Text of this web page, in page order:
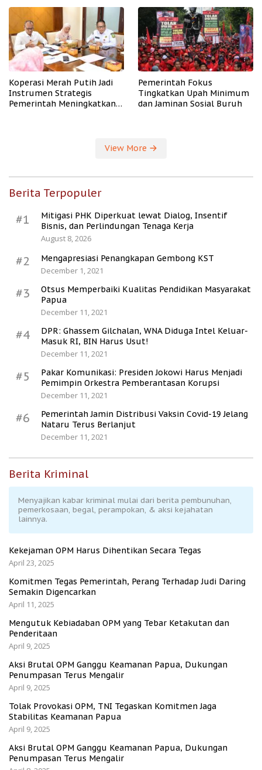
Koperasi Merah Putih Jadi
Instrumen Strategis
Pemerintah Meningkatkan
Pemerintah Fokus
Tingkatkan Upah Minimum
dan Jaminan Sosial Buruh
View More
Berita Terpopuler
#1
Mitigasi PHK Diperkuat lewat Dialog, Insentif
Bisnis, dan Perlindungan Tenaga Kerja
August 8, 2026
#2
Mengapresiasi Penangkapan Gembong KST
December 1, 2021
#3
Otsus Memperbaiki Kualitas Pendidikan Masyarakat
Papua
December 11, 2021
#4
DPR: Ghassem Gilchalan, WNA Diduga Intel Keluar-
Masuk RI, BIN Harus Usut!
December 11, 2021
#5
Pakar Komunikasi: Presiden Jokowi Harus Menjadi
Pemimpin Orkestra Pemberantasan Korupsi
December 11, 2021
#6
Pemerintah Jamin Distribusi Vaksin Covid-19 Jelang
Nataru Terus Berlanjut
December 11, 2021
Berita Kriminal
Menyajikan kabar kriminal mulai dari berita pembunuhan,
pemerkosaan, begal, perampokan, & aksi kejahatan
lainnya.
Kekejaman OPM Harus Dihentikan Secara Tegas
April 23, 2025
Komitmen Tegas Pemerintah, Perang Terhadap Judi Daring
Semakin Digencarkan
April 11, 2025
Mengutuk Kebiadaban OPM yang Tebar Ketakutan dan
Penderitaan
April 9, 2025
Aksi Brutal OPM Ganggu Keamanan Papua, Dukungan
Penumpasan Terus Mengalir
April 9, 2025
Tolak Provokasi OPM, TNI Tegaskan Komitmen Jaga
Stabilitas Keamanan Papua
April 9, 2025
Aksi Brutal OPM Ganggu Keamanan Papua, Dukungan
Penumpasan Terus Mengalir